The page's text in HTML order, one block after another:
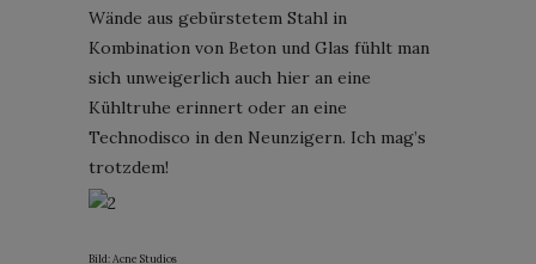
Wände aus gebürstetem Stahl in
Kombination von Beton und Glas fühlt man
sich unweigerlich auch hier an eine
Kühltruhe erinnert oder an eine
Technodisco in den Neunzigern. Ich mag’s
trotzdem!
Bild: Acne Studios